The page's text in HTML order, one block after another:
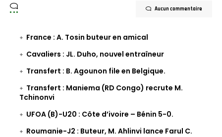
Aucun commentaire
France : A. Tosin buteur en amical
Cavaliers : JL. Duho, nouvel entraîneur
Transfert : B. Agounon file en Belgique.
Transfert : Maniema (RD Congo) recrute M.
Tchinonvi
UFOA (B)-U20 : Côte d’ivoire – Bénin 5-0.
Roumanie-J2 : Buteur, M. Ahlinvi lance Farul C.